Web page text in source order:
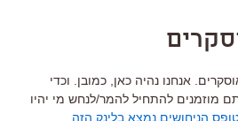
אנחנו נהיה כאן, כמובן. וכדי
מוזמנים להתחיל להמר/לנחש מי יהיו
הניחושים נמצא בלינק הזה